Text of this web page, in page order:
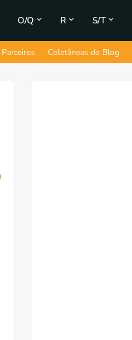
O/Q R S/T
Parceiros Coletâneas do Blog